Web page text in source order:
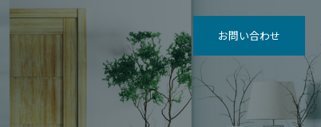
お問い合わせ